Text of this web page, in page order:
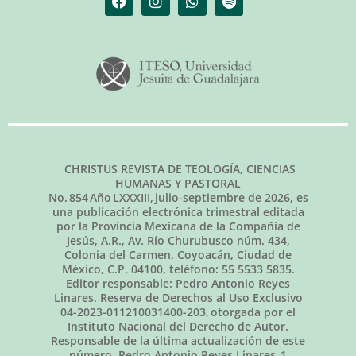
CHRISTUS REVISTA DE TEOLOGÍA, CIENCIAS
HUMANAS Y PASTORAL
No.854Año LXXXIII, julio-septiembre de 2026, es
una publicación electrónica trimestral editada
por la Provincia Mexicana de la Compañía de
Jesús, A.R., Av. Río Churubusco núm. 434,
Colonia del Carmen, Coyoacán, Ciudad de
México, C.P. 04100, teléfono: 55 5533 5835.
Editor responsable: Pedro Antonio Reyes
Linares. Reserva de Derechos al Uso Exclusivo
04-2023-011210031400-203, otorgada por el
Instituto Nacional del Derecho de Autor.
Responsable de la última actualización de este